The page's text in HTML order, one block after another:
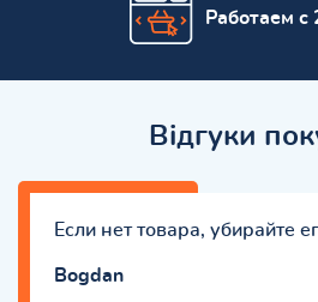
Работаем с
Відгуки
Если нет товара, убирайте
Bogdan